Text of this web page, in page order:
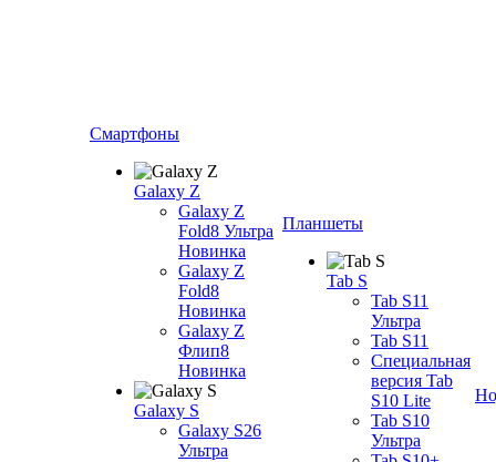
Смартфоны
Galaxy Z
Galaxy Z
Fold8 Ультра
Новинка
Galaxy Z
Fold8
Новинка
Galaxy Z
Флип8
Новинка
Galaxy S
Galaxy S26
Ультра
Планшеты
Tab S
Tab S11
Ультра
Tab S11
Специальная
версия Tab
S10 Lite
Tab S10
Ультра